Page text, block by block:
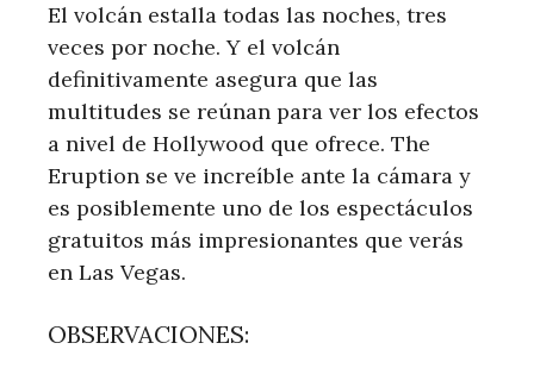
El volcán estalla todas las noches, tres
veces por noche. Y el volcán
definitivamente asegura que las
multitudes se reúnan para ver los efectos
a nivel de Hollywood que ofrece. The
Eruption se ve increíble ante la cámara y
es posiblemente uno de los espectáculos
gratuitos más impresionantes que verás
en Las Vegas.
OBSERVACIONES: